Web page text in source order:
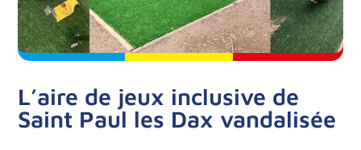
L’aire de jeux inclusive de
Saint Paul les Dax vandalisée